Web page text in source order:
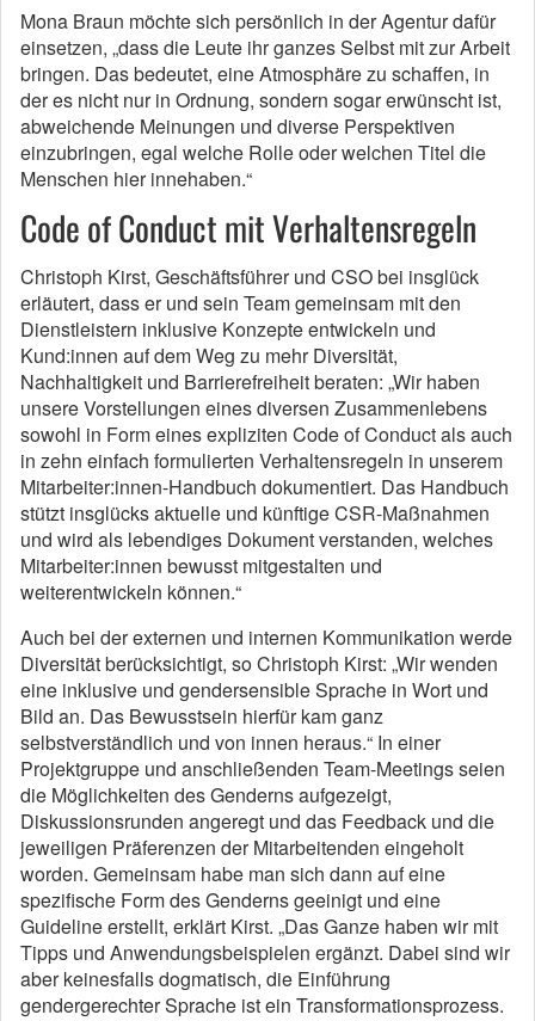
Mona Braun möchte sich persönlich in der Agentur dafür
einsetzen, „dass die Leute ihr ganzes Selbst mit zur Arbeit
bringen. Das bedeutet, eine Atmosphäre zu schaffen, in
der es nicht nur in Ordnung, sondern sogar erwünscht ist,
abweichende Meinungen und diverse Perspektiven
einzubringen, egal welche Rolle oder welchen Titel die
Menschen hier innehaben.“
Code of Conduct mit Verhaltensregeln
Christoph Kirst, Geschäftsführer und CSO bei insglück
erläutert, dass er und sein Team gemeinsam mit den
Dienstleistern inklusive Konzepte entwickeln und
Kund:innen auf dem Weg zu mehr Diversität,
Nachhaltigkeit und Barrierefreiheit beraten: „Wir haben
unsere Vorstellungen eines diversen Zusammenlebens
sowohl in Form eines expliziten Code of Conduct als auch
in zehn einfach formulierten Verhaltensregeln in unserem
Mitarbeiter:innen-Handbuch dokumentiert. Das Handbuch
stützt insglücks aktuelle und künftige CSR-Maßnahmen
und wird als lebendiges Dokument verstanden, welches
Mitarbeiter:innen bewusst mitgestalten und
weiterentwickeln können.“
Auch bei der externen und internen Kommunikation werde
Diversität berücksichtigt, so Christoph Kirst: „Wir wenden
eine inklusive und gendersensible Sprache in Wort und
Bild an. Das Bewusstsein hierfür kam ganz
selbstverständlich und von innen heraus.“ In einer
Projektgruppe und anschließenden Team-Meetings seien
die Möglichkeiten des Genderns aufgezeigt,
Diskussionsrunden angeregt und das Feedback und die
jeweiligen Präferenzen der Mitarbeitenden eingeholt
worden. Gemeinsam habe man sich dann auf eine
spezifische Form des Genderns geeinigt und eine
Guideline erstellt, erklärt Kirst. „Das Ganze haben wir mit
Tipps und Anwendungsbeispielen ergänzt. Dabei sind wir
aber keinesfalls dogmatisch, die Einführung
gendergerechter Sprache ist ein Transformationsprozess.